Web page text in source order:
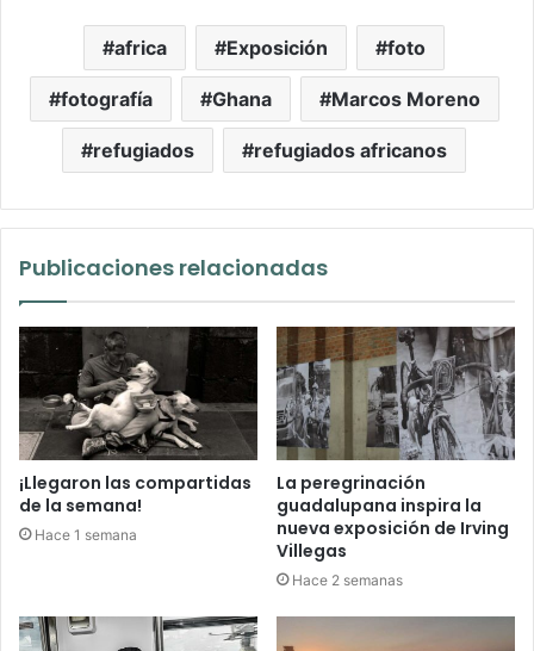
africa Exposición foto
fotografía Ghana Marcos Moreno
refugiados refugiados africanos
Publicaciones relacionadas
¡Llegaron las compartidas
de la semana!
Hace 1 semana
La peregrinación
guadalupana inspira la
nueva exposición de Irving
Villegas
Hace 2 semanas